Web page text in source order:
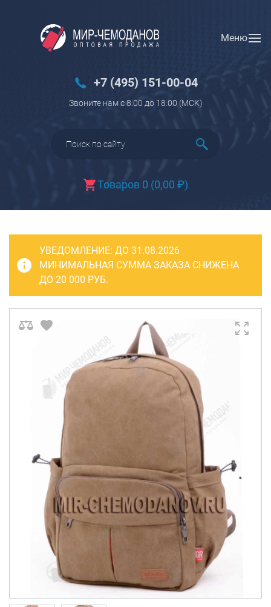
Меню
+7 (495) 151-00-04
Звоните нам с 8:00 до 18:00 (МCK)
Товаров 0 (0,00 ₽)
Вход Регистрация
Багаж
Чемоданы
Чемоданы детские
Пилоты на колесах
Рюкзаки детские для детских
Бьюти-кейсы
САКВОЯЖИ
РАСПРОДАЖА
Сумки колесные
Сумки спортивные
Сумки деловые
Сумки для ноутбуков
Сумки-тележки хозяйственные
Сумки-рюкзаки на колёсах
Сумки детские
Рюкзаки
Рюкзаки городские
Рюкзаки школьные
Рюкзаки подростковые
УВЕДОМЛЕНИЕ: ДО 31.08.2026
МИНИМАЛЬНАЯ СУММА ЗАКАЗА СНИЖЕНА
ДО 20 000 РУБ.